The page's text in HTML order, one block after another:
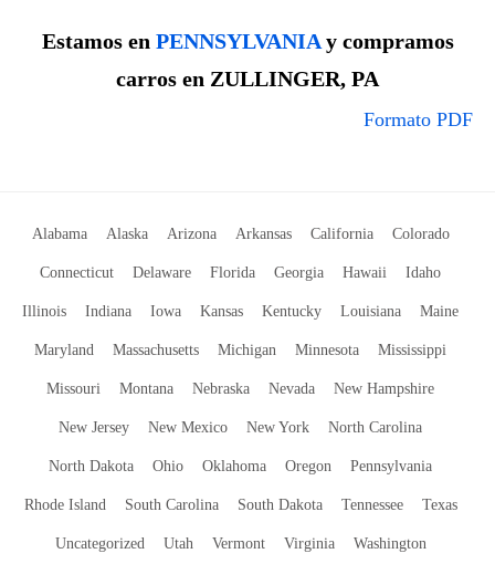
Estamos en PENNSYLVANIAy compramos
carros en ZULLINGER, PA
Formato PDF
Alabama Alaska Arizona Arkansas California Colorado
Connecticut Delaware Florida Georgia Hawaii Idaho
Illinois Indiana Iowa Kansas Kentucky Louisiana Maine
Maryland Massachusetts Michigan Minnesota Mississippi
Missouri Montana Nebraska Nevada New Hampshire
New Jersey New Mexico New York North Carolina
North Dakota Ohio Oklahoma Oregon Pennsylvania
Rhode Island South Carolina South Dakota Tennessee Texas
Uncategorized Utah Vermont Virginia Washington